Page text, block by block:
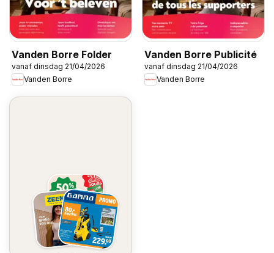
Vanden Borre Folder
vanaf dinsdag 21/04/2026
Vanden Borre
Vanden Borre Publicité
vanaf dinsdag 21/04/2026
Vanden Borre